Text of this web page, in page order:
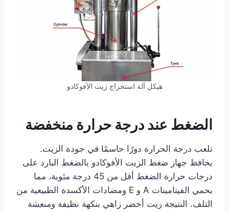
هيكل آلة استخراج زيت الأفوكادو
الضغط عند درجة حرارة منخفضة
تلعب درجة الحرارة دورًا حاسمًا في جودة الزيت.
يحافظ جهاز ضغط الزيت الأفوكادو بالضغط البارد على
درجات حرارة الضغط أقل من 45 درجة مئوية، مما
يحمي الفيتامينات A و E ومضادات الأكسدة الطبيعية من
التلف. النتيجة زيت أخضر زاهي بنكهة نظيفة ومنعشة